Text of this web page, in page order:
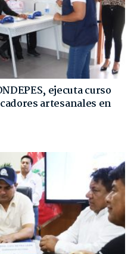
ejecuta curso
artesanales en